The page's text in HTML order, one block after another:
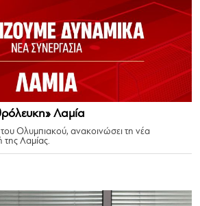
Λαμία
Ολυμπιακού, ανακοινώσει τη νέα
της Λαμίας.